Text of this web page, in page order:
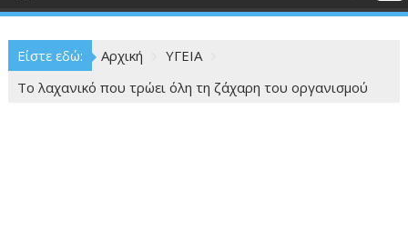
Είστε εδώ: Αρχική
ΥΓΕΙΑ
Tο λαχανικό που τρώει όλη τη ζάχαρη του οργανισμού